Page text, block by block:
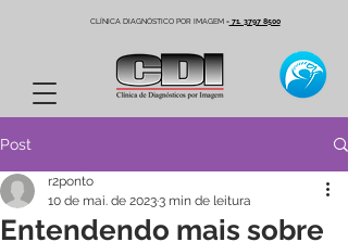
CLÍNICA DIAGNÓSTICO POR IMAGEM-71. 3797 8500
Post
Entendendo mais sobre
r2ponto
10 de mai. de 20233 min de leitura